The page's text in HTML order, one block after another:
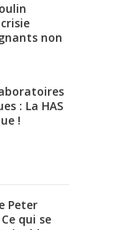
non
: La HAS
!
Peter
qui se